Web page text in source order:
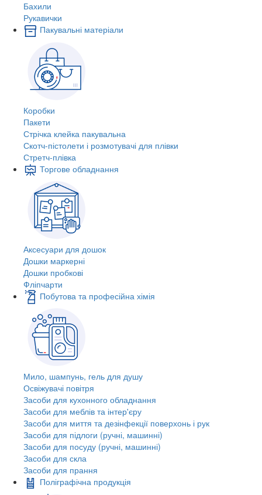
Бахили
Рукавички
Пакувальні матеріали
Коробки
Пакети
Стрічка клейка пакувальна
Скотч-пістолети і розмотувачі для плівки
Стретч-плівка
Торгове обладнання
Аксесуари для дошок
Дошки маркерні
Дошки пробкові
Фліпчарти
Побутова та професійна хімія
Мило, шампунь, гель для душу
Освіжувачі повітря
Засоби для кухонного обладнання
Засоби для меблів та інтер'єру
Засоби для миття та дезінфекції поверхонь і рук
Засоби для підлоги (ручні, машинні)
Засоби для посуду (ручні, машинні)
Засоби для скла
Засоби для прання
Поліграфічна продукція